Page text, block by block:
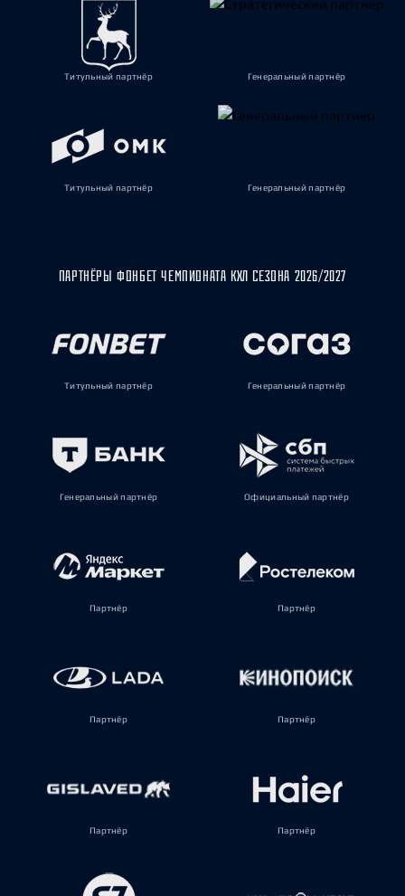
Титульный партнёр Генеральный партнёр
Титульный партнёр Генеральный партнёр
ПАРТНЁРЫ ФОНБЕТ ЧЕМПИОНАТА КХЛ СЕЗОНА 2026/2027
Титульный партнёр Генеральный партнёр
Генеральный партнёр Официальный партнёр
Партнёр Партнёр
Партнёр Партнёр
Партнёр Партнёр